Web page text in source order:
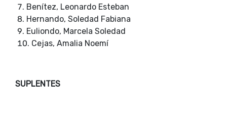
Benítez, Leonardo Esteban
Hernando, Soledad Fabiana
Euliondo, Marcela Soledad
Cejas, Amalia Noemí
SUPLENTES